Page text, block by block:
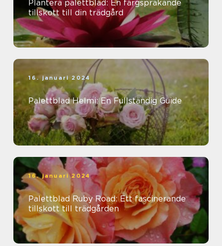
Plantera palettblad: En färgsprakande
tillskott till din trädgård
16. januari 2024
Palettblad Helmi: En Fullständig Guide
16. januari 2024
Palettblad Ruby Road: Ett fascinerande
tillskott till trädgården